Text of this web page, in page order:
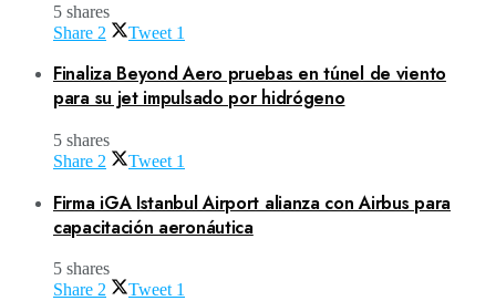
5 shares
Share 2 Tweet 1
Finaliza Beyond Aero pruebas en túnel de viento
para su jet impulsado por hidrógeno
5 shares
Share 2 Tweet 1
Firma iGA Istanbul Airport alianza con Airbus para
capacitación aeronáutica
5 shares
Share 2 Tweet 1